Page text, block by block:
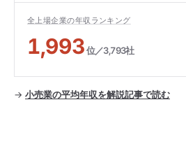
全上場企業の年収ランキング
1,993位／3,793社
→ 小売業の平均年収を解説記事で読む